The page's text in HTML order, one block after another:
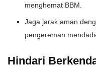
menghemat BBM.
Jaga jarak aman
pengereman
Hindari